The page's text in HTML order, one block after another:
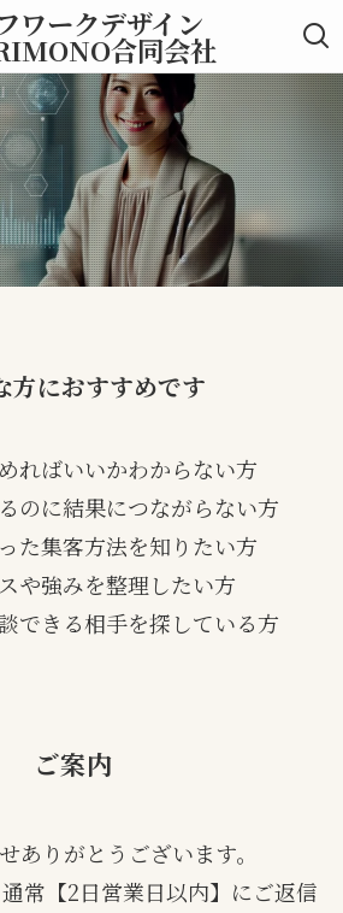
ワークデザイン
合同会社
方におすすめです
ればいいかわからない方
のに結果につながらない方
た集客方法を知りたい方
や強みを整理したい方
できる相手を探している方
ご案内
ありがとうございます。
常【2日営業日以内】にご返信